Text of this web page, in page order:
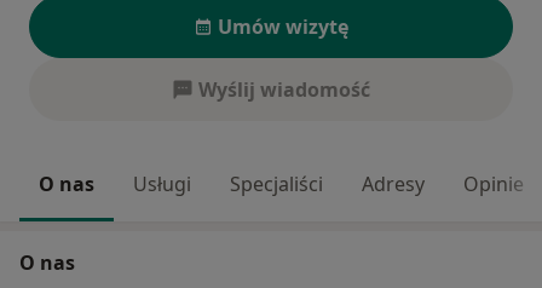
Umów wizytę
Wyślij wiadomość
O nas Usługi Specjaliści Adresy Opinie
O nas